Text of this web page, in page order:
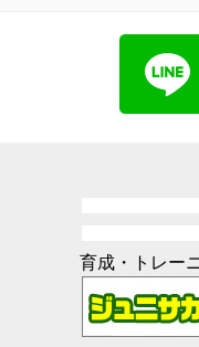
育成・トレー